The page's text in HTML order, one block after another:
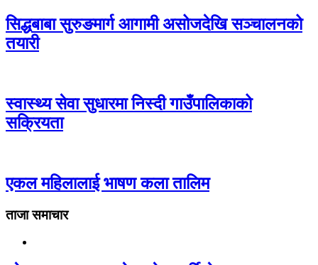
सिद्धबाबा सुरुङमार्ग आगामी असोजदेखि सञ्चालनको
तयारी
स्वास्थ्य सेवा सुधारमा निस्दी गाउँपालिकाको
सक्रियता
एकल महिलालाई भाषण कला तालिम
ताजा समाचार